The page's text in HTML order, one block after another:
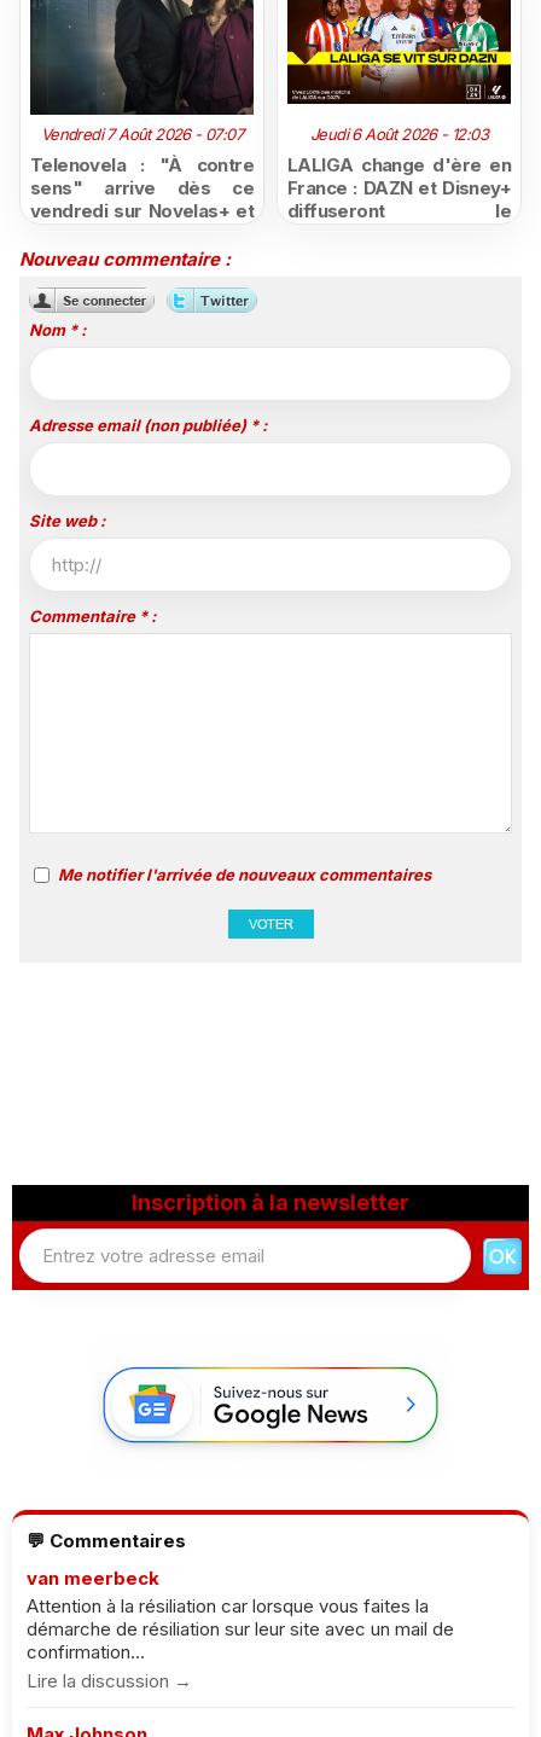
Vendredi 7 Août 2026 - 07:07
Telenovela : "À contre
sens" arrive dès ce
vendredi sur Novelas+ et
Montero"
Jeudi 6 Août 2026 - 12:03
LALIGA change d'ère en
France : DAZN et Disney+
diffuseront le
Nouveau commentaire :
Nom * :
Adresse email (non publiée) * :
Site web :
Commentaire * :
Me notifier l'arrivée de nouveaux commentaires
Inscription à la newsletter
💬 Commentaires
van meerbeck
Attention à la résiliation car lorsque vous faites la
démarche de résiliation sur leur site avec un mail de
confirmation...
Lire la discussion →